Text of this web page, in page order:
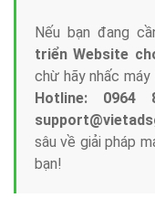
Nếu bạn đang
triển Website
chừ hãy nhấc
Hotline: 0964
sâu về giải pháp
bạn!